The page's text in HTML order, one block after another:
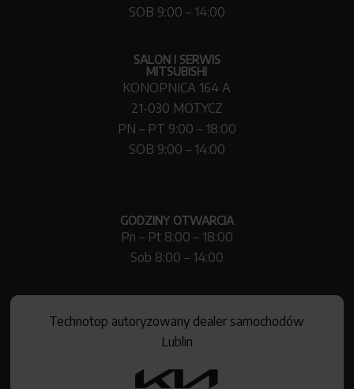
SOB 9:00 – 14:00
SALON I SERWIS
MITSUBISHI
KONOPNICA 164 A
21-030 MOTYCZ
PN – PT 9:00 – 18:00
SOB 9:00 – 14:00
GODZINY OTWARCIA
Pn – Pt 8:00 – 18:00
Sob 8:00 – 14:00
Technotop autoryzowany dealer samochodów
Lublin